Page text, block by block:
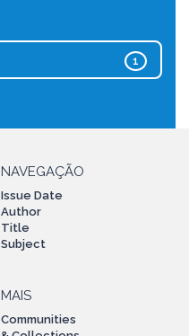
1
NAVEGAÇÃO
Issue Date
Author
Title
Subject
MAIS
Communities